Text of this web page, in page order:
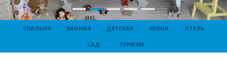
СПАЛЬНЯ ВАННАЯ ДЕТСКАЯ КУХНЯ ОТЕЛЬ
САД ТУРИЗМ